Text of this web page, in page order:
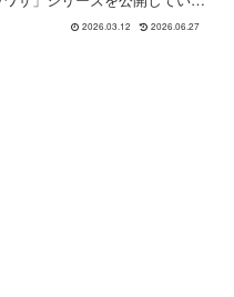
「ハルカ篇」の2種類が制作さ
2026.03.12 2026.06.27